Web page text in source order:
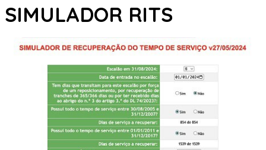
SIMULADOR RITS